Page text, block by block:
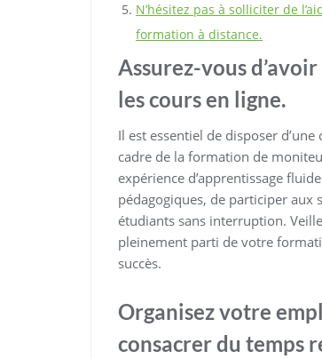
N’hésitez pas à solliciter de
formation à distance.
Assurez-vous
les cours en ligne.
Il est essentiel de disposer
cadre de la formation de
expérience d’apprentissage
pédagogiques, de participer aux
étudiants sans interruption.
pleinement parti de votre
succès.
Organisez votre
consacrer du temps